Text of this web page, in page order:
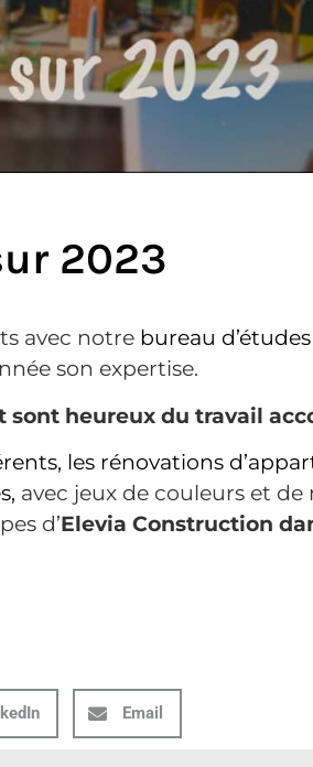
2023
avec notre bureau d’études
son expertise.
sont heureux du travail
les rénovations
, avec jeux de couleurs et
d’Elevia Construction
Email